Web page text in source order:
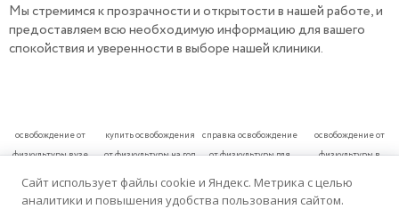
Мы стремимся к прозрачности и открытости в нашей работе, и
предоставляем всю необходимую информацию для вашего
спокойствия и уверенности в выборе нашей клиники.
освобождение от
физкультуры вузе
купить освобождения
от физкультуры на год
справка освобождение
от физкультуры для
освобождение от
физкультуры в
Показать все
Сайт использует файлы cookie и Яндекс. Метрика с целью
аналитики и повышения удобства пользования сайтом.